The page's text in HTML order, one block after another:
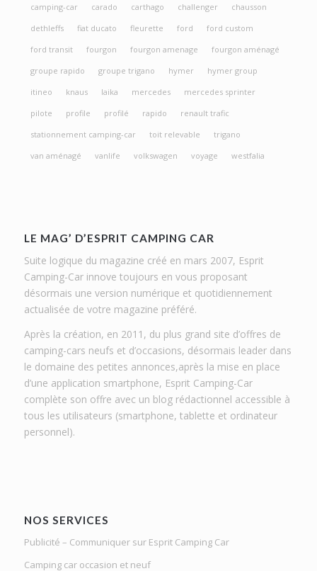
camping-car
carado carthago challenger
chausson
dethleffs
fiat ducato fleurette ford
ford custom
ford transit
fourgon fourgon amenage
fourgon aménagé
groupe rapido
groupe trigano hymer
hymer group
itineo
knaus laika mercedes
mercedes sprinter
pilote
profile profilé rapido
renault trafic
stationnement camping-car
toit relevable
trigano
van aménagé
vanlife volkswagen voyage westfalia
LE MAG’ D’ESPRIT CAMPING CAR
Suite logique du magazine créé en mars 2007, Esprit
Camping-Car innove toujours en vous proposant
désormais une version numérique et quotidiennement
actualisée de votre magazine préféré.
Après la création, en 2011, du plus grand site d’offres de
camping-cars neufs et d’occasions, désormais leader dans
le domaine des petites annonces,après la mise en place
d’une application smartphone, Esprit Camping-Car
complète son offre avec un blog rédactionnel accessible à
tous les utilisateurs (smartphone, tablette et ordinateur
personnel).
NOS SERVICES
Publicité – Communiquer sur Esprit Camping Car
Camping car occasion et neuf